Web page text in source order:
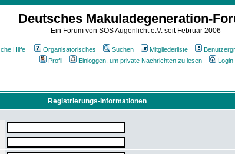
Deutsches Makuladegeneration-
Ein Forum von SOS Augenlicht e.V. seit Februar 2006
Hilfe Organisatorisches Suchen Mitgliederliste
Profil
Einloggen, um private Nachrichten zu lesen Login
Registrierungs-Informationen